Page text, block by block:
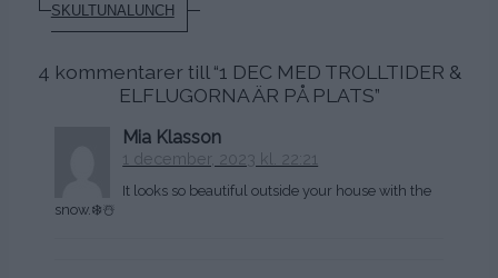
SKULTUNALUNCH
4 kommentarer till “1 DEC MED TROLLTIDER &
ELFLUGORNA ÄR PÅ PLATS”
Mia Klasson
1 december, 2023 kl. 22:21
It looks so beautiful outside your house with the
snow.❄️☃️